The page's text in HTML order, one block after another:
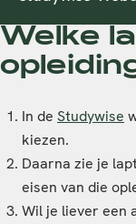
Welke
In de Studywise
kiezen.
Daarna zie je
eisen van die
Wil je liever een